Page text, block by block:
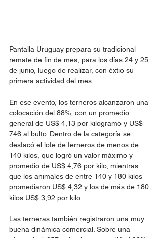
Pantalla Uruguay prepara su tradicional
remate de fin de mes, para los días 24 y 25
de junio, luego de realizar, con éxtio su
primera actividad del mes.
En ese evento, los terneros alcanzaron una
colocación del 88%, con un promedio
general de US$ 4,13 por kilogramo y US$
746 al bulto. Dentro de la categoría se
destacó el lote de terneros de menos de
140 kilos, que logró un valor máximo y
promedio de US$ 4,76 por kilo, mientras
que los animales de entre 140 y 180 kilos
promediaron US$ 4,32 y los de más de 180
kilos US$ 3,92 por kilo.
Las terneras también registraron una muy
buena dinámica comercial. Sobre una